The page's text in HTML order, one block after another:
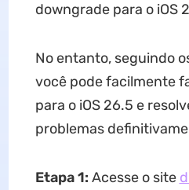
downgrade para o iOS
No entanto, seguindo
você pode facilmente
para o iOS 26.5 e
problemas
Etapa 1: Acesse o site